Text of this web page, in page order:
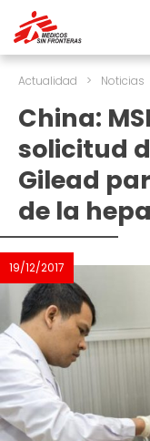
Actualidad > Noticias
China:
solicitud
Gilead
de la
19/12/2017